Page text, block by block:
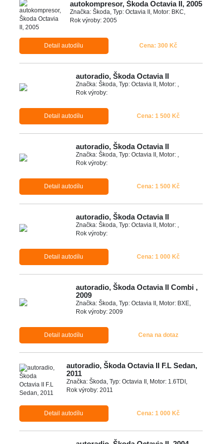
autokompresor, Škoda Octavia II, 2005
Značka: Škoda, Typ: Octavia II, Motor: BKC,
Rok výroby: 2005
Detail autodílu Cena: 300 Kč
autoradio, Škoda Octavia II
Značka: Škoda, Typ: Octavia II, Motor: ,
Rok výroby:
Detail autodílu Cena: 1 500 Kč
autoradio, Škoda Octavia II
Značka: Škoda, Typ: Octavia II, Motor: ,
Rok výroby:
Detail autodílu Cena: 1 500 Kč
autoradio, Škoda Octavia II
Značka: Škoda, Typ: Octavia II, Motor: ,
Rok výroby:
Detail autodílu Cena: 1 000 Kč
autoradio, Škoda Octavia II Combi ,
2009
Značka: Škoda, Typ: Octavia II, Motor: BXE,
Rok výroby: 2009
Detail autodílu Cena na dotaz
autoradio, Škoda Octavia II F.L Sedan,
2011
Značka: Škoda, Typ: Octavia II, Motor: 1.6TDI,
Rok výroby: 2011
Detail autodílu Cena: 1 000 Kč